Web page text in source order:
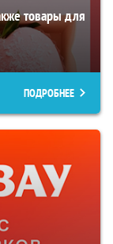
товары для
ПОДРОБНЕЕ